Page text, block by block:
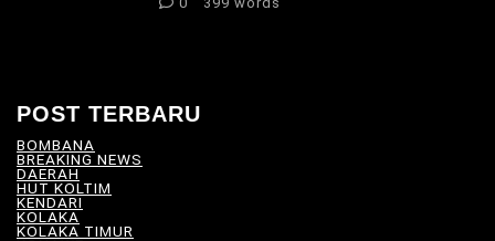
POST TERBARU
BOMBANA
BREAKING NEWS
DAERAH
HUT KOLTIM
KENDARI
KOLAKA
KOLAKA TIMUR